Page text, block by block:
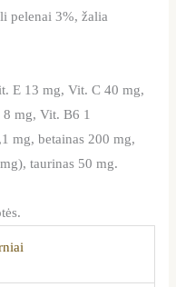
pelenai 3%, žalia
E 13 mg, Vit. C 40 mg,
mg, Vit. B6 1
mg, betainas 200 mg,
taurinas 50 mg.